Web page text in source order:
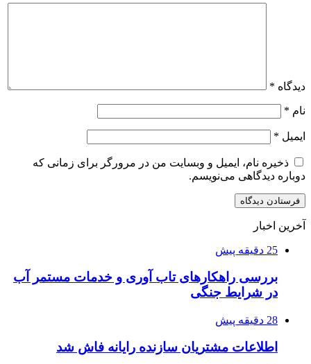
دیدگاه *
نام *
ایمیل *
ذخیره نام، ایمیل و وبسایت من در مرورگر برای زمانی که
دوباره دیدگاهی می‌نویسم.
آخرین اخبار
25 دقیقه پیش
بررسی راهکارهای تاب آوری و خدمات مستمر آب
در شرایط جنگی
28 دقیقه پیش
اطلاعات مشتریان سازنده رایانه فاش شد